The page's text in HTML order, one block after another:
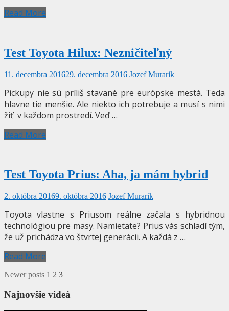
Read More
Test Toyota Hilux: Nezničiteľný
11. decembra 201629. decembra 2016 Jozef Murarik
Pickupy nie sú príliš stavané pre európske mestá. Teda
hlavne tie menšie. Ale niekto ich potrebuje a musí s nimi
žiť v každom prostredí. Veď …
Read More
Test Toyota Prius: Aha, ja mám hybrid
2. októbra 20169. októbra 2016 Jozef Murarik
Toyota vlastne s Priusom reálne začala s hybridnou
technológiou pre masy. Namietate? Prius vás schladí tým,
že už prichádza vo štvrtej generácii. A každá z …
Read More
Stránkovanie
príspevkov
Newer posts 1 2 3
Najnovšie videá